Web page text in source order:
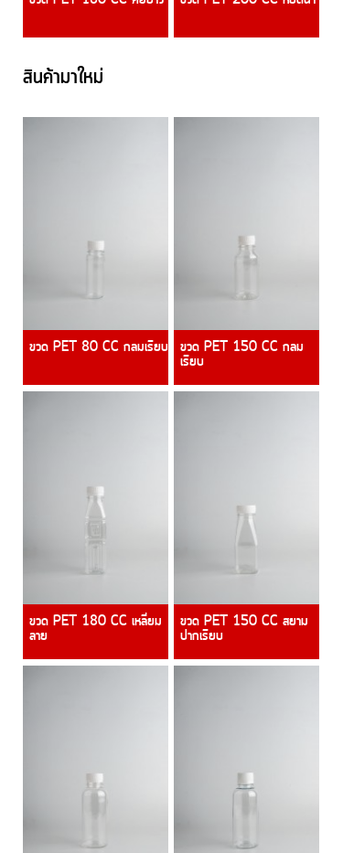
สินค้ามาใหม่
ขวด PET 80 CC กลมเรียบ ขวด PET 150 CC กลม
เรียบ
ขวด PET 180 CC เหลี่ยม
ลาย
ขวด PET 150 CC สยาม
ปากเรียบ